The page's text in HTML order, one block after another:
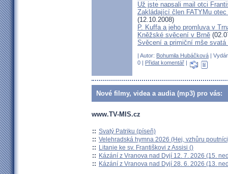
Už jste napsali mail otci
Zakládající člen FATYMu
(12.10.2008)
P. Kuffa a jeho promluva v
Kněžské svěcení v Brně
Svěcení a primiční mše
| Autor: Bohumila Hubáčková |
0 | Přidat komentář |
Nové filmy, videa a audia (mp3) pro vás:
www.TV-MIS.cz
:: Svatý Patriku (píseň)
:: Velehradská hymna 2026 (Hej, vzhůru
:: Litanie ke sv. Františkovi z Assisi ()
:: Kázání z Vranova nad Dyjí 12. 7. 2026 (15.
:: Kázání z Vranova nad Dyjí 28. 6. 2026 (13.